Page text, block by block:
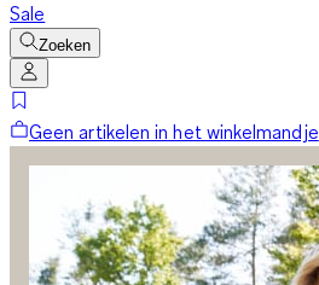
Sale
Zoeken
Geen artikelen in het winkelmandje